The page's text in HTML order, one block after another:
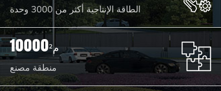
الطاقة الإنتاجية أكثر من 3000 وحدة
10000 م²
منطقة مصنع